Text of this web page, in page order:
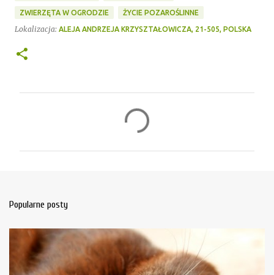
ZWIERZĘTA W OGRODZIE ŻYCIE POZAROŚLINNE
Lokalizacja: ALEJA ANDRZEJA KRZYSZTAŁOWICZA, 21-505, POLSKA
a
r
z
e
Popularne posty